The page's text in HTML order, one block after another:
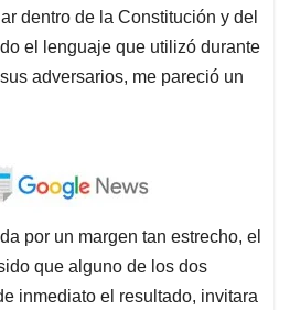
dentro de la Constitución y del
el lenguaje que utilizó durante
adversarios, me pareció un
por un margen tan estrecho, el
que alguno de los dos
inmediato el resultado, invitara